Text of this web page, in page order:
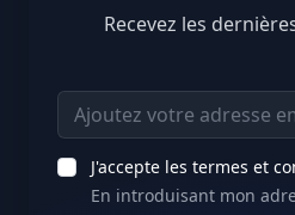
Recevez les
Votre Adresse email
J'accepte les termes et
En introduisant mon